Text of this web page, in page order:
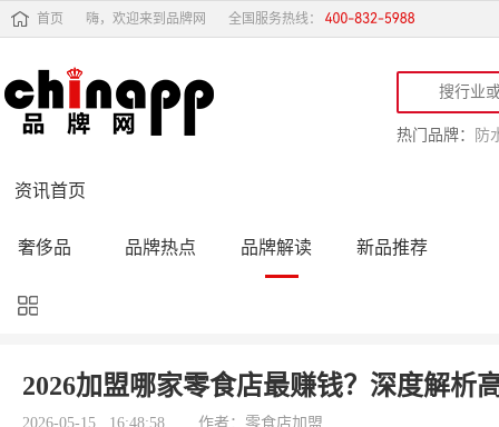
首页 嗨，欢迎来到品牌网 全国服务热线：
热门品牌： 防
资讯首页
奢侈品 品牌热点 品牌解读 新品推荐
品牌黑榜
品牌导购 专家点评 精彩点评
2026加盟哪家零食店最赚钱？深度解析
2026-05-15 16:48:58 作者：零食店加盟